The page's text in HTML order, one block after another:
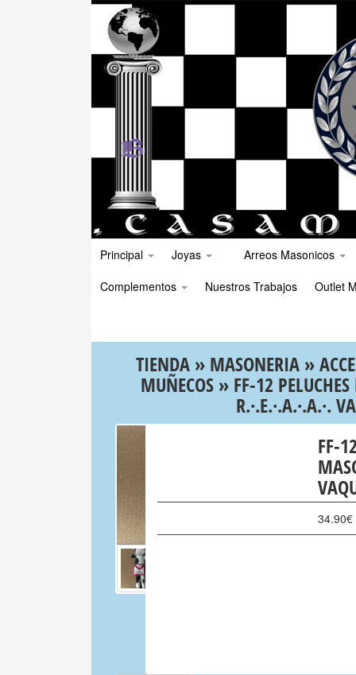
Principal Joyas
Arreos Masonicos
Complementos
Nuestros Trabajos Outlet
TIENDA » MASONERIA »
MUÑECOS » FF-12
R.·.E.·.A.·.A.·.
FF-
34.90€